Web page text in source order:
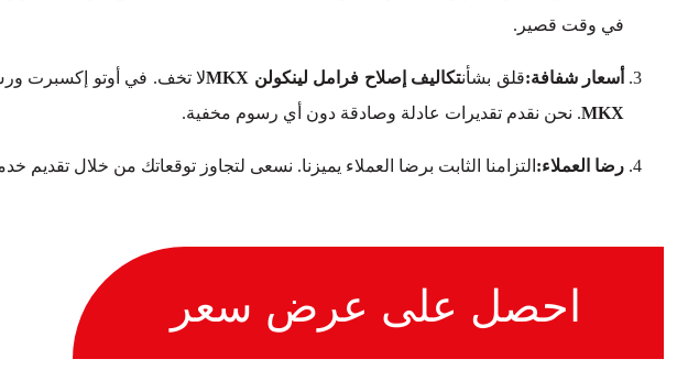
في وقت قصير.
أسعار شفافة:قلق بشأنتكاليف إصلاح فرامل لينكولن MKX لا تخف. في أوتو إكسبرت
MKX. نحن نقدم تقديرات عادلة وصادقة دون أي رسوم مخفية.
رضا العملاء: التزامنا الثابت برضا العملاء يميزنا. نسعى لتجاوز توقعاتك من خلال تقديم
احصل على عرض سعر